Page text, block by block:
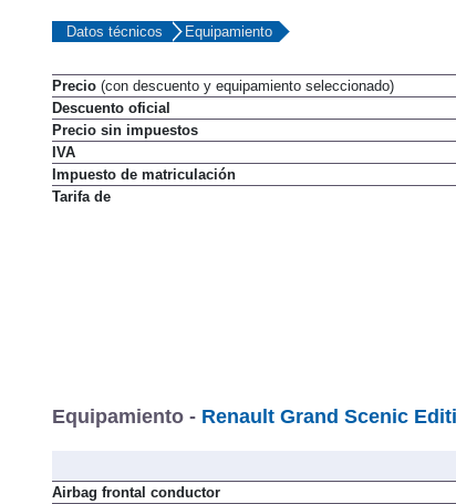
Datos técnicos Equipamiento
Precio (con descuento y equipamiento seleccionado)
Descuento oficial
Precio sin impuestos
IVA
Impuesto de matriculación
Tarifa de
Equipamiento - Renault Grand Scenic
Airbag frontal conductor